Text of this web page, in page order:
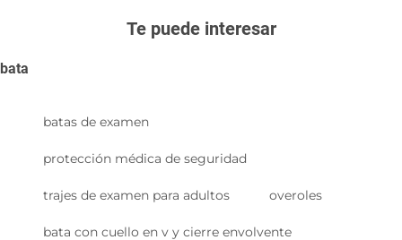
Te puede interesar
bata
batas de examen
protección médica de seguridad
trajes de examen para adultos overoles
bata con cuello en v y cierre envolvente